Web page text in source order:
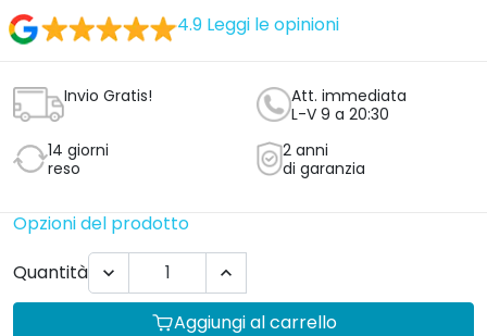
4.9 Leggi le opinioni
Invio Gratis!
Att. immediata
L-V 9 a 20:30
14 giorni
reso
2 anni
di garanzia
Opzioni del prodotto
Quantità
 
Aggiungi al carrello